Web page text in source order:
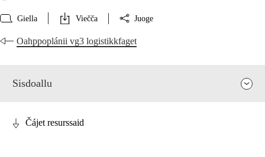
Giella Viečča Juoge
Oahppoplánii vg3 logistikkfaget
Sisdoallu
Čájet resurssaid